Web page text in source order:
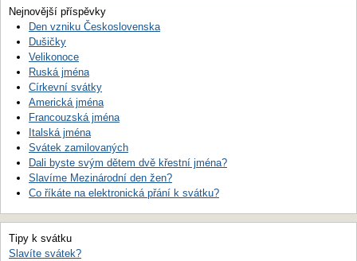
Nejnovější příspěvky
Den vzniku Československa
Dušičky
Velikonoce
Ruská jména
Církevní svátky
Americká jména
Francouzská jména
Italská jména
Svátek zamilovaných
Dali byste svým dětem dvě křestní jména?
Slavíme Mezinárodní den žen?
Co říkáte na elektronická přání k svátku?
Tipy k svátku
Slavíte svátek?